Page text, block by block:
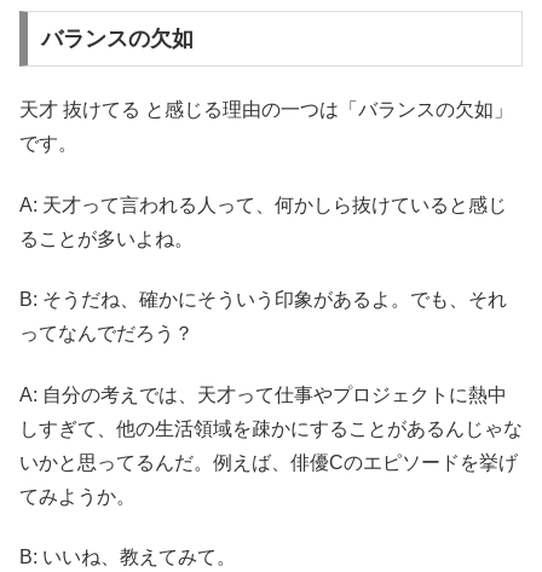
バランスの欠如
天才 抜けてる と感じる理由の一つは「バランスの欠如」
です。
A: 天才って言われる人って、何かしら抜けていると感じ
ることが多いよね。
B: そうだね、確かにそういう印象があるよ。でも、それ
ってなんでだろう？
A: 自分の考えでは、天才って仕事やプロジェクトに熱中
しすぎて、他の生活領域を疎かにすることがあるんじゃな
いかと思ってるんだ。例えば、俳優Cのエピソードを挙げ
てみようか。
B: いいね、教えてみて。